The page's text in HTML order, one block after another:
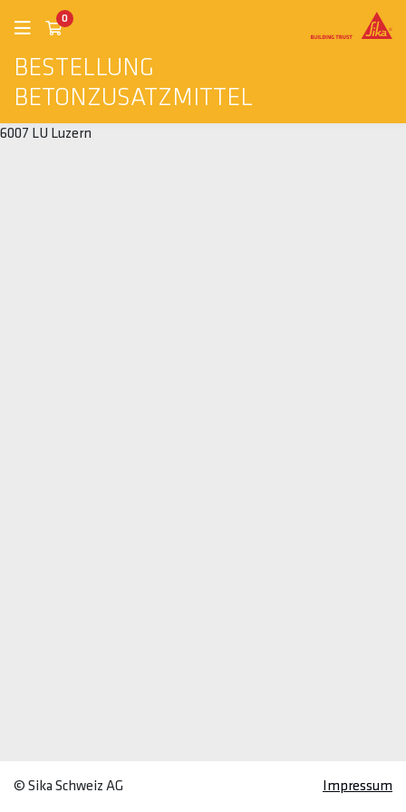
BESTELLUNG
BETONZUSATZMITTEL
0
6007 LU Luzern
© Sika Schweiz AG Impressum